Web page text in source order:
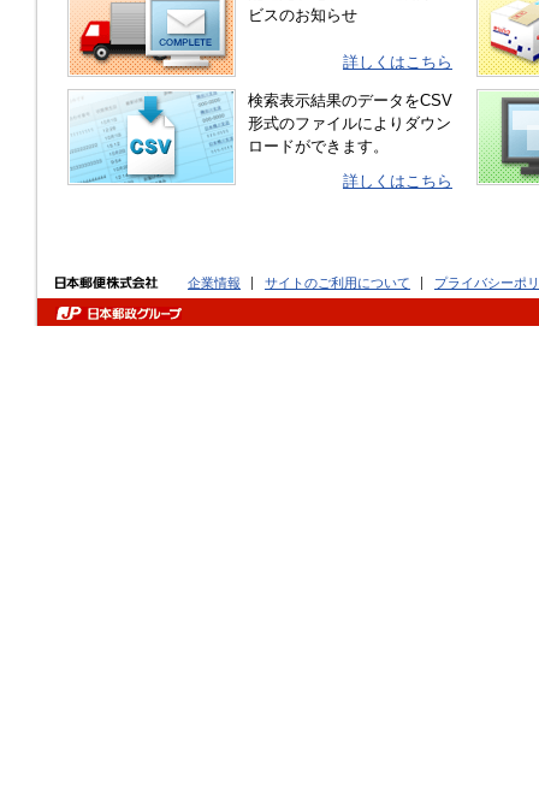
ビスのお知らせ
詳しくはこちら
検索表示結果のデータをCSV
形式のファイルによりダウン
ロードができます。
詳しくはこちら
企業情報 サイトのご利用について プライバシーポ